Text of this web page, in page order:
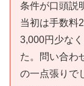
条件が口頭説
当初は手数料
3,000円少な
た。問い合わ
の一点張りで